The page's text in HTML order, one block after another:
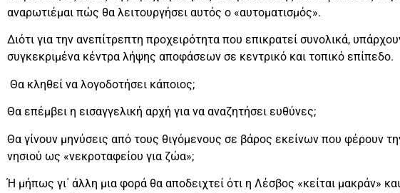
αναρωτιέμαι πώς θα λειτουργήσει αυτός ο «αυτοματισμός».
Διότι για την ανεπίτρεπτη προχειρότητα που επικρατεί συνολικά,
συγκεκριμένα κέντρα λήψης αποφάσεων σε κεντρικό και τοπικό επίπεδο.
Θα κληθεί να λογοδοτήσει κάποιος;
Θα επέμβει η εισαγγελική αρχή για να αναζητήσει ευθύνες;
Θα γίνουν μηνύσεις από τους θιγόμενους σε βάρος εκείνων που φέρουν
νησιού ως «νεκροταφείου για ζώα»;
Ή μήπως γι΄ άλλη μια φορά θα αποδειχτεί ότι η Λέσβος «κείται μακράν»